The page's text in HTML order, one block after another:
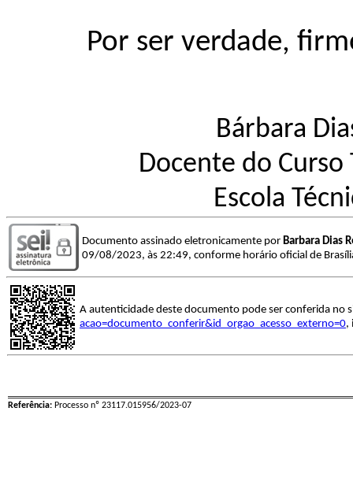
Por ser verdade,
Bárbara
Docente do
Escola
Documento assinado eletronicamente por Barbara Dias
09/08/2023, às 22:49, conforme horário oficial de
A autenticidade deste documento pode ser conferida no
acao=documento_conferir&id_orgao_acesso_externo=0,
Referência: Processo nº 23117.015956/2023-07